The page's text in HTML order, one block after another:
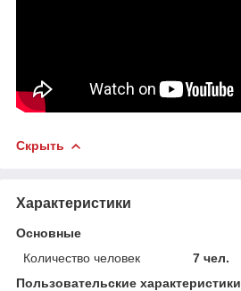
Скрыть
Характеристики
Основные
Количество человек
7 чел.
Пользовательские характеристики